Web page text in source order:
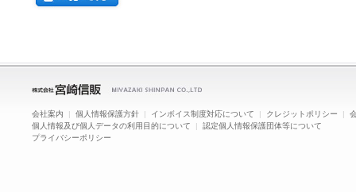
会社案内 | 個人情報保護方針 | インボイス制度対応について | クレジットポリシー |
個人情報及び個人データの利用目的について | 認定個人情報保護団体等について
プライバシーポリシー